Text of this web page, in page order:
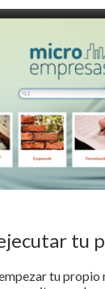
tu
tu propio